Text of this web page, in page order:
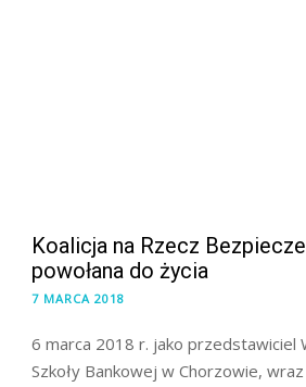
Koalicja na Rzecz
powołana do życia
7 MARCA 2018
6 marca 2018 r. jako przedstawiciel
Szkoły Bankowej w Chorzowie,